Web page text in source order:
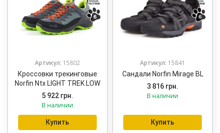
Артикул: 15802
Кроссовки трекинговые
Norfin Ntx LIGHT TREK LOW
5 922 грн.
В наличии
Купить
Артикул: 15841
Сандали Norfin Mirage BL
3 816 грн.
В наличии
Купить